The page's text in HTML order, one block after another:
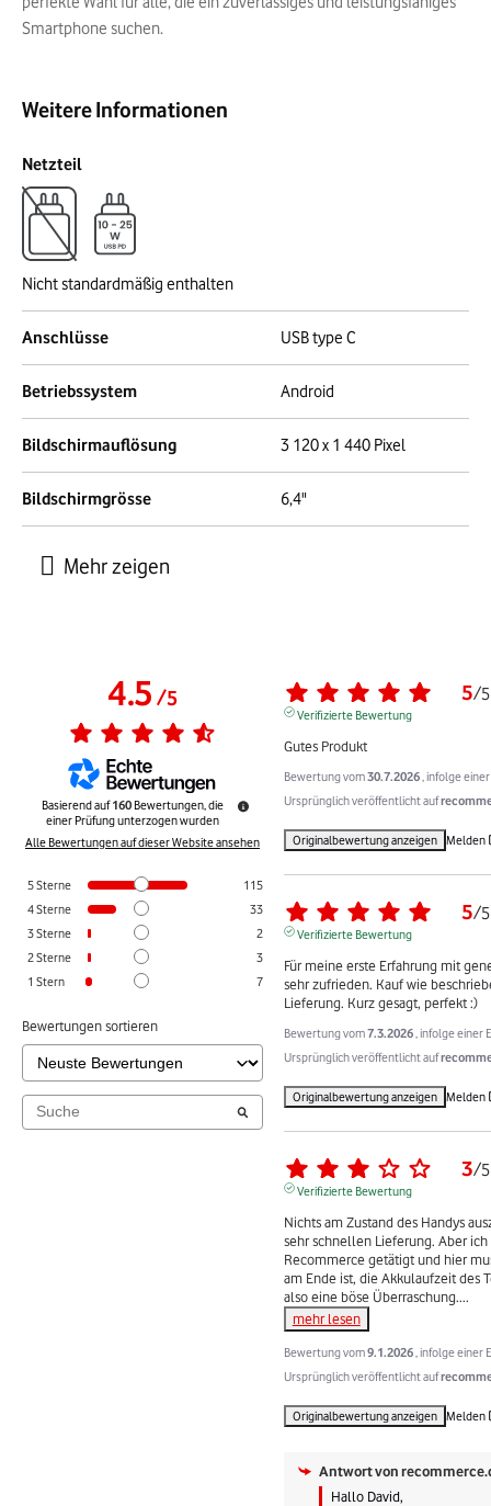
Smartphone suchen.
Weitere Informationen
Netzteil
Nicht standardmäßig enthalten
Anschlüsse USB type C
Betriebssystem Android
Bildschirmauflösung 3 120 x 1 440 Pixel
Bildschirmgrösse 6,4"
4.5/5
Basierend auf160 Bewertungen, die
einer Prüfung unterzogen wurden
Alle Bewertungen auf dieser Website ansehen
5Sterne
115
4Sterne
33
3Sterne
2
2Sterne
3
1 Stern 7
Bewertungen sortieren
5/5
Verifizierte Bewertung
Gutes Produkt
Bewertung vom30.7.2026 , infolge
Ursprünglich veröffentlicht auf
Originalbewertung anzeigen Melden
5/5
Verifizierte Bewertung
Für meine erste Erfahrung mit
sehr zufrieden. Kauf wie
Lieferung. Kurz gesagt, perfekt :)
Bewertung vom7.3.2026 , infolge einer
Ursprünglich veröffentlicht auf
Originalbewertung anzeigen Melden
3/5
Verifizierte Bewertung
Nichts am Zustand des Handys
sehr schnellen Lieferung. Aber
Recommerce getätigt und hier
am Ende ist, die Akkulaufzeit des
also eine böse Überraschung....
mehr lesen
Bewertung vom9.1.2026 , infolge einer
Ursprünglich veröffentlicht auf
Originalbewertung anzeigen Melden
Antwort von
Hallo David,